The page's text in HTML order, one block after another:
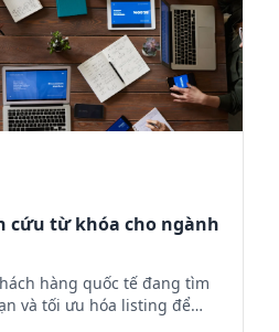
cứu từ khóa cho ngành
hàng quốc tế đang tìm
và tối ưu hóa listing để